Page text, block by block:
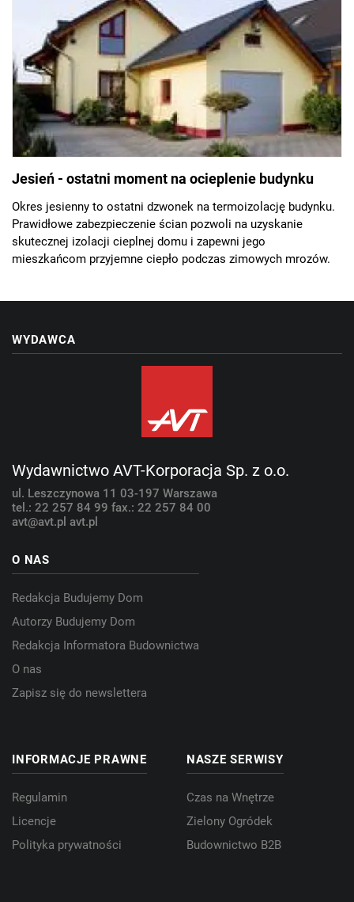
Jesień - ostatni moment na ocieplenie budynku
Okres jesienny to ostatni dzwonek na termoizolację budynku.
Prawidłowe zabezpieczenie ścian pozwoli na uzyskanie
skutecznej izolacji cieplnej domu i zapewni jego
mieszkańcom przyjemne ciepło podczas zimowych mrozów.
WYDAWCA
Wydawnictwo AVT-Korporacja Sp. z o.o.
ul. Leszczynowa 11 03-197 Warszawa
tel.: 22 257 84 99 fax.: 22 257 84 00
avt@avt.pl avt.pl
O NAS
Redakcja Budujemy Dom
Autorzy Budujemy Dom
Redakcja Informatora Budownictwa
O nas
Zapisz się do newslettera
INFORMACJE PRAWNE
Regulamin
Licencje
Polityka prywatności
NASZE SERWISY
Czas na Wnętrze
Zielony Ogródek
Budownictwo B2B